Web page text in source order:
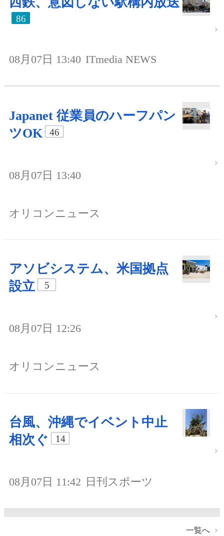
86
08月07日 13:40 ITmedia NEWS
Japanet 従業員のハーフパン
ツOK
46
08月07日 13:40
オリコンニュース
アソビシステム、米国拠点
設立
5
08月07日 12:26
オリコンニュース
台風、沖縄でイベント中止
相次ぐ
14
08月07日 11:42 日刊スポーツ
一覧へ